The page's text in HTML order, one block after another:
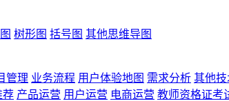
树形图 括号图 其他思维导图
管理 业务流程 用户体验地图 需求分析 其他技
荐 产品运营 用户运营 电商运营 教师资格证考